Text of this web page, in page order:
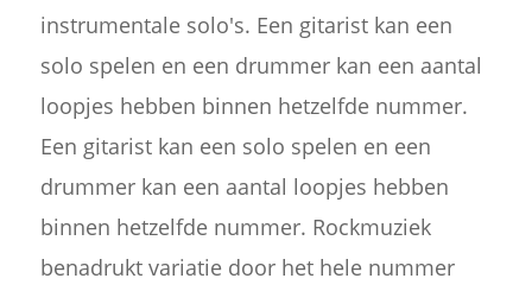
instrumentale solo's. Een gitarist kan een
solo spelen en een drummer kan een aantal
loopjes hebben binnen hetzelfde nummer.
Een gitarist kan een solo spelen en een
drummer kan een aantal loopjes hebben
binnen hetzelfde nummer. Rockmuziek
benadrukt variatie door het hele nummer